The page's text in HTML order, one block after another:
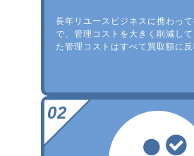
長年リユースビジネスに携わっ
で、管理コストを大きく削減し
た管理コストはすべて買取額に反